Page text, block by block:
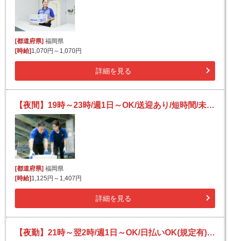
[都道府県]福岡県
[時給]1,070円～1,070円
詳細を見る
【夜間】19時～23時/週1日～OK/送迎あり/短時間/未経験OK/宅配便の仕分け
[都道府県] 福岡県
[時給] 1,125円～1,407円
詳細を見る
【夜勤】21時～翌2時/週1日～OK/日払いOK(規定有)/副業可/未経験OK/簡単荷物仕分け